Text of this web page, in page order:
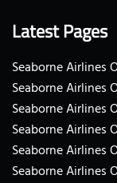
Latest Pages
Seaborne Airlines
Seaborne Airlines
Seaborne Airlines
Seaborne Airlines
Seaborne Airlines
Seaborne Airlines